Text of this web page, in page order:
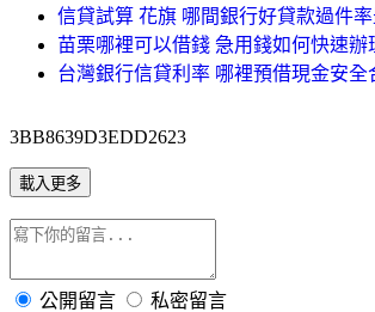
信貸試算 花旗 哪間銀行好貸款過件
苗栗哪裡可以借錢 急用錢如何快速辦
台灣銀行信貸利率 哪裡預借現金安全
3BB8639D3EDD2623
載入更多
公開留言 私密留言